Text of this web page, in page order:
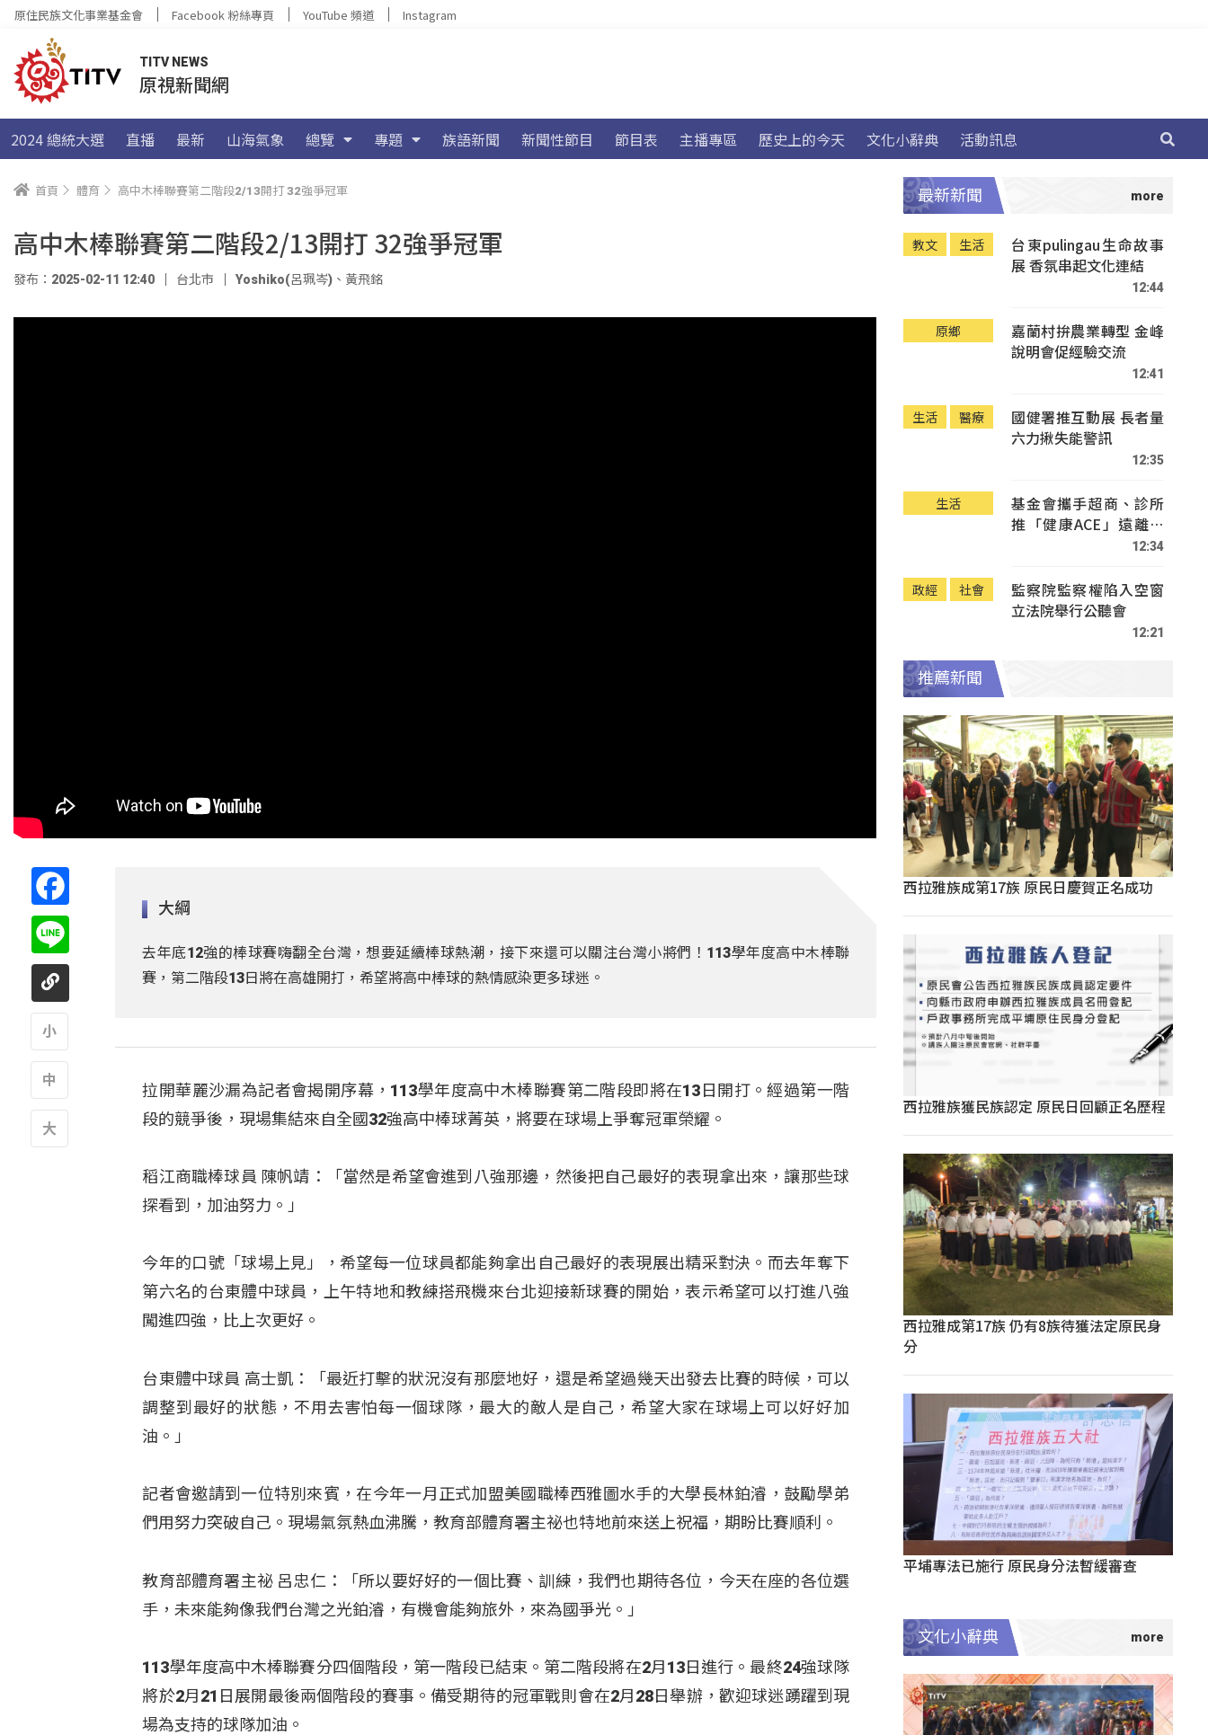
原住民族文化事業基金會 Facebook 粉絲專頁 YouTube 頻道 Instagram
TITV NEWS
原視新聞網
2024 總統大選 直播 最新 山海氣象 總覽 專題 族語新聞 新聞性節目 節目表 主播專區 歷史上的今天 文化小辭典 活動訊息
首頁 體育 高中木棒聯賽第二階段2/13開打 32強爭冠軍
高中木棒聯賽第二階段2/13開打 32強爭冠軍
發布：2025-02-11 12:40 台北市 Yoshiko(呂珮岑) 、 黃飛銘
大綱
去年底12強的棒球賽嗨翻全台灣，想要延續棒球熱潮，接下來還可以關注台灣小將們！113學年度高中木棒聯
賽，第二階段13日將在高雄開打，希望將高中棒球的熱情感染更多球迷。
拉開華麗沙漏為記者會揭開序幕，113學年度高中木棒聯賽第二階段即將在13日開打。經過第一階
段的競爭後，現場集結來自全國32強高中棒球菁英，將要在球場上爭奪冠軍榮耀。
稻江商職棒球員 陳帆靖：「當然是希望會進到八強那邊，然後把自己最好的表現拿出來，讓那些球
探看到，加油努力。」
今年的口號「球場上見」，希望每一位球員都能夠拿出自己最好的表現展出精采對決。而去年奪下
第六名的台東體中球員，上午特地和教練搭飛機來台北迎接新球賽的開始，表示希望可以打進八強
闖進四強，比上次更好。
台東體中球員 高士凱：「最近打擊的狀況沒有那麼地好，還是希望過幾天出發去比賽的時候，可以
調整到最好的狀態，不用去害怕每一個球隊，最大的敵人是自己，希望大家在球場上可以好好加
油。」
記者會邀請到一位特別來賓，在今年一月正式加盟美國職棒西雅圖水手的大學長林鉑濬，鼓勵學弟
們用努力突破自己。現場氣氛熱血沸騰，教育部體育署主祕也特地前來送上祝福，期盼比賽順利。
教育部體育署主祕 呂忠仁：「所以要好好的一個比賽、訓練，我們也期待各位，今天在座的各位選
手，未來能夠像我們台灣之光鉑濬，有機會能夠旅外，來為國爭光。」
113學年度高中木棒聯賽分四個階段，第一階段已結束。第二階段將在2月13日進行。最終24強球隊
將於2月21日展開最後兩個階段的賽事。備受期待的冠軍戰則會在2月28日舉辦，歡迎球迷踴躍到現
場為支持的球隊加油。
最新新聞
教文 生活
台東pulingau生命故事
展 香氛串起文化連結
12:44
原鄉
嘉蘭村拚農業轉型 金峰
說明會促經驗交流
12:41
生活 醫療
國健署推互動展 長者量
六力揪失能警訊
12:35
生活
基金會攜手超商、診所
推「健康ACE」遠離疾
12:34
政經 社會
監察院監察權陷入空窗
立法院舉行公聽會
12:21
推薦新聞
西拉雅族成第17族 原民日慶賀正名成功
西拉雅族獲民族認定 原民日回顧正名歷程
西拉雅成第17族 仍有8族待獲法定原民身
分
平埔專法已施行 原民身分法暫緩審查
文化小辭典